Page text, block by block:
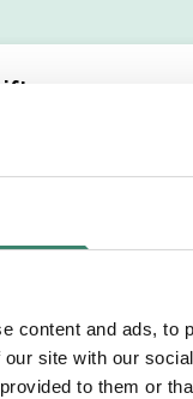
content and ads, to
site with our
to them or